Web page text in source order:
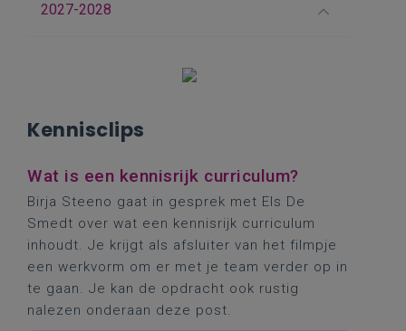
2027-2028
Kennisclips
Wat is een kennisrijk curriculum?
Birja Steeno gaat in gesprek met Els De
Smedt over wat een kennisrijk curriculum
inhoudt. Je krijgt als afsluiter van het filmpje
een werkvorm om er met je team verder op in
te gaan. Je kan de opdracht ook rustig
nalezen onderaan deze post.